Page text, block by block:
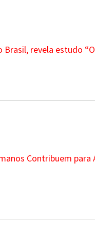
revela estudo
Contribuem